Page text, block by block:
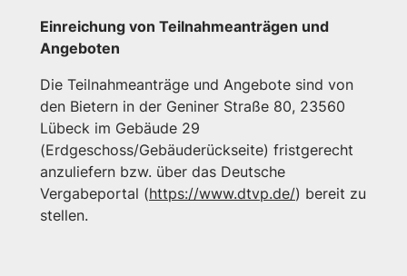
Einreichung von Teilnahmeanträgen und
Angeboten
Die Teilnahmeanträge und Angebote sind von
den Bietern in der Geniner Straße 80, 23560
Lübeck im Gebäude 29
(Erdgeschoss/Gebäuderückseite) fristgerecht
anzuliefern bzw. über das Deutsche
Vergabeportal (https://www.dtvp.de/) bereit zu
stellen.